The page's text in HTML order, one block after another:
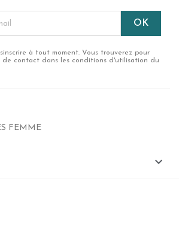
à tout moment. Vous trouverez pour
de contact dans les conditions d'utilisation du
FEMME
